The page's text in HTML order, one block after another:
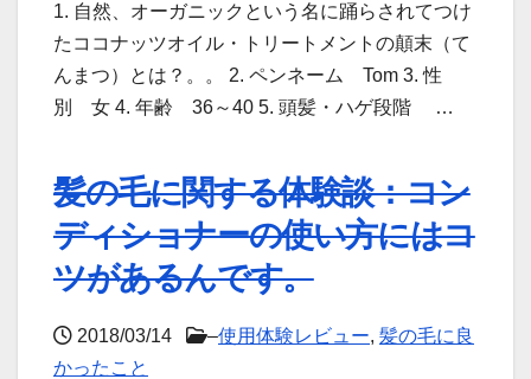
1. 自然、オーガニックという名に踊らされてつけ
たココナッツオイル・トリートメントの顛末（て
んまつ）とは？。。 2. ペンネーム Tom 3. 性
別 女 4. 年齢 36～40 5. 頭髪・ハゲ段階 …
髪の毛に関する体験談：コン
ディショナーの使い方にはコ
ツがあるんです。
2018/03/14 –使用体験レビュー, 髪の毛に良
かったこと